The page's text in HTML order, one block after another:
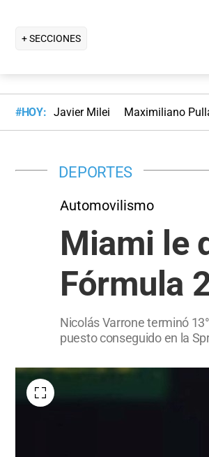
+ SECCIONES
#HOY: Javier Milei Maximiliano
DEPORTES
Automovilismo
Miami le
Fórmula
Nicolás Varrone terminó
puesto conseguido en la